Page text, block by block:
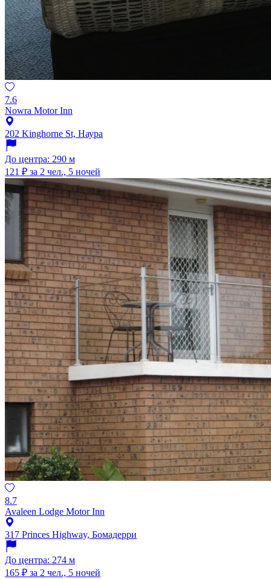
7.6
Nowra Motor Inn
202 Kinghorne St, Наура
До центра: 290 м
121 ₽ за 2 чел., 5 ночей
8.7
Avaleen Lodge Motor Inn
317 Princes Highway, Бомадерри
До центра: 274 м
165 ₽ за 2 чел., 5 ночей